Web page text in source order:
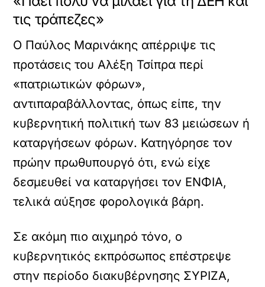
τις τράπεζες»
Ο Παύλος Μαρινάκης απέρριψε τις
προτάσεις του Αλέξη Τσίπρα περί
«πατριωτικών φόρων»,
αντιπαραβάλλοντας, όπως είπε, την
κυβερνητική πολιτική των 83 μειώσεων ή
καταργήσεων φόρων. Κατηγόρησε τον
πρώην πρωθυπουργό ότι, ενώ είχε
δεσμευθεί να καταργήσει τον ΕΝΦΙΑ,
τελικά αύξησε φορολογικά βάρη.
Σε ακόμη πιο αιχμηρό τόνο, ο
κυβερνητικός εκπρόσωπος επέστρεψε
στην περίοδο διακυβέρνησης ΣΥΡΙΖΑ,